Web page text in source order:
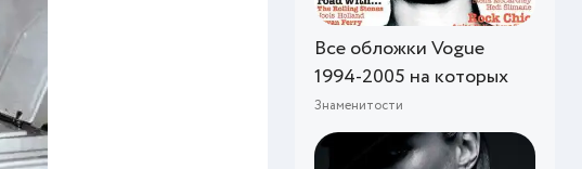
Все обложки Vogue
1994-2005 на которых
Знаменитости